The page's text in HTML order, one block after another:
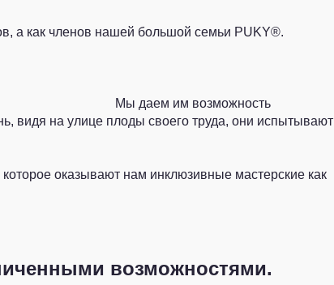
а как членов нашей большой семьи PUKY®.
Мы даем им возможность
видя на улице плоды своего труда, они испытывают
оказывают нам инклюзивные мастерские как
возможностями.